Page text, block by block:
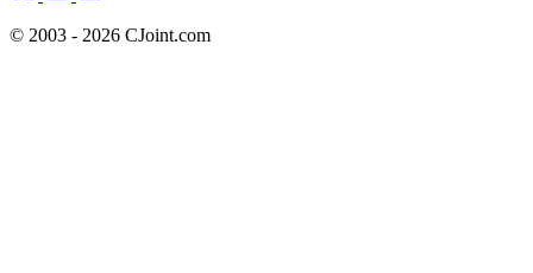
© 2003 - 2026 CJoint.com